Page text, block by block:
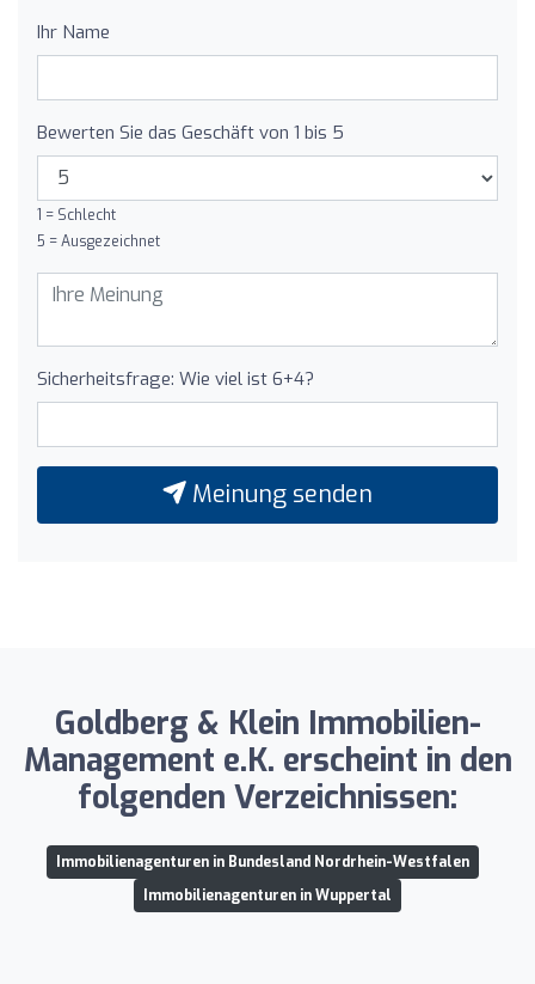
Ihr Name
Bewerten Sie das Geschäft von 1 bis 5
1 = Schlecht
5 = Ausgezeichnet
Sicherheitsfrage: Wie viel ist 6+4?
Meinung senden
Goldberg & Klein Immobilien-
Management e.K. erscheint in den
folgenden Verzeichnissen:
Immobilienagenturen in Bundesland Nordrhein-Westfalen
Immobilienagenturen in Wuppertal